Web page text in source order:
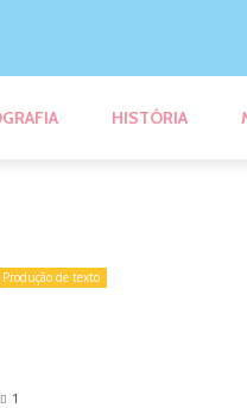
HISTÓRIA
Produção de texto
1